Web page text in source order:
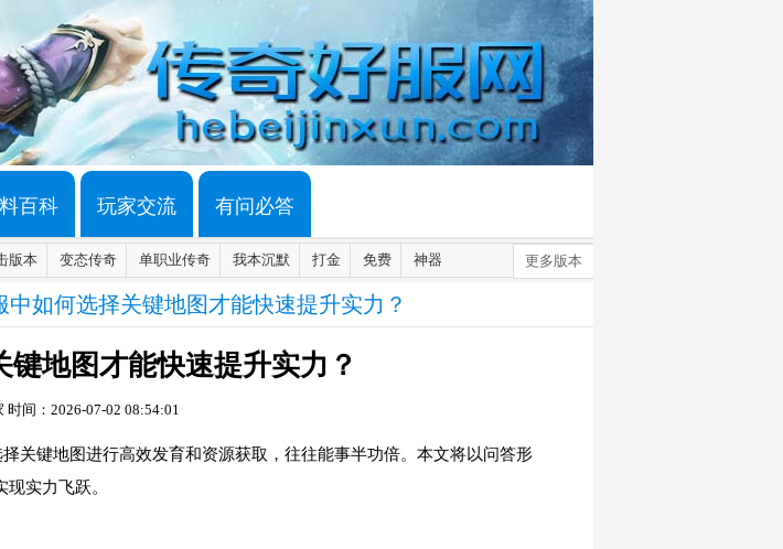
百科 玩家交流 有问必答
版本 变态传奇 单职业传奇 我本沉默 打金 免费 神器 更多版本
中如何选择关键地图才能快速提升实力？
地图才能快速提升实力？
时间：2026-07-02 08:54:01
关键地图进行高效发育和资源获取，往往能事半功倍。本文将以问答形
实力飞跃。